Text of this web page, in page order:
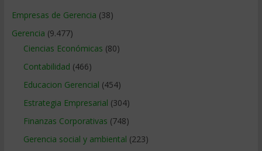
Empresas de Gerencia (38)
Gerencia (9.477)
Ciencias Económicas (80)
Contabilidad (466)
Educacion Gerencial (454)
Estrategia Empresarial (304)
Finanzas Corporativas (748)
Gerencia social y ambiental (223)